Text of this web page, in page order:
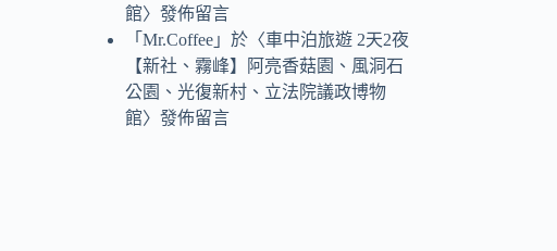
館〉發佈留言
「Mr.Coffee 」於〈車中泊旅遊 2天2夜
【新社、霧峰】阿亮香菇園、風洞石
公園、光復新村、立法院議政博物
館〉發佈留言